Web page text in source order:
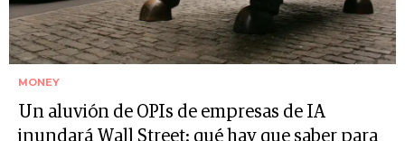
MONEY
Un aluvión de OPIs de empresas de IA
inundará Wall Street: qué hay que saber para